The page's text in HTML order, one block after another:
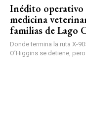
Inédito operativo
medicina
familias de Lago
Donde termina la ruta X-
O’Higgins se detiene, pero